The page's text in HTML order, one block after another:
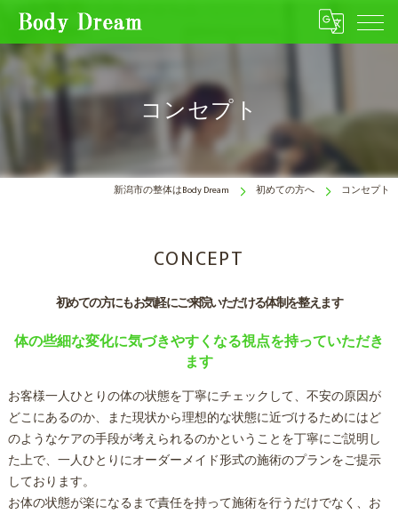
コンセプト
新潟市の整体はBody Dream 初めての方へ コンセプト
初めての方にもお気軽にご来院いただける体制を整えます
CONCEPT
体の些細な変化に気づきやすくなる視点を持っていただき
ます
お客様一人ひとりの体の状態を丁寧にチェックして、不安の原因が
どこにあるのか、また現状から理想的な状態に近づけるためにはど
のようなケアの手段が考えられるのかということを丁寧にご説明し
た上で、一人ひとりにオーダーメイド形式の施術のプランをご提示
しております。
お体の状態が楽になるまで責任を持って施術を行うだけでなく、お